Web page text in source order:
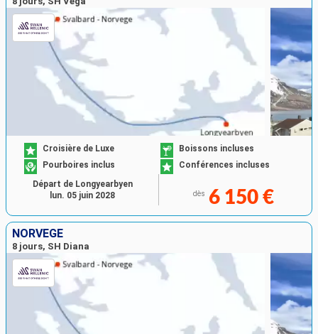
Ports Compagnies
Croisière de Luxe
Boissons incluses
Pourboires inclus
Conférences incluses
dès 6 150 €
Départ de Longyearbyen
lun. 05 juin 2028
NORVÈGE
8 jours, SH Diana